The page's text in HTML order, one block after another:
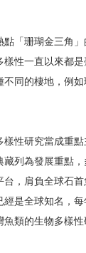
「珊瑚金三角
性一直以來都
同的棲地，例
性研究當成重
列為發展重點
，肩負全球石
是全球知名，
類的生物多樣